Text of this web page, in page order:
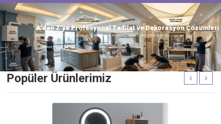
A’dan Z’ye Profesyonel Tadilat ve Dekorasyon Çözümleri
Dekormi Dekorasyon olarak, konut ve ticari alanlarda ihtiyaç duyduğunuz tüm tadilat, dekorasy...
Detaylar
Popüler Ürünlerimiz